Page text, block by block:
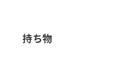
持ち物